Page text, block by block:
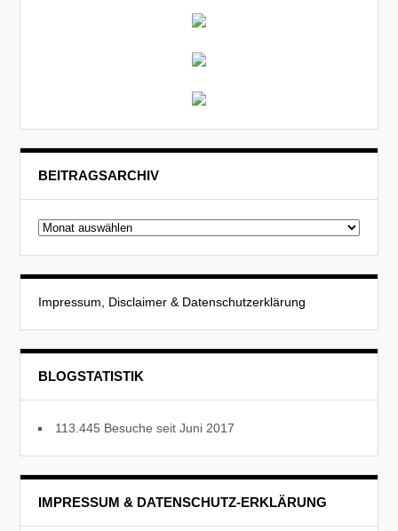
BEITRAGSARCHIV
Beitragsarchiv
Impressum, Disclaimer & Datenschutzerklärung
BLOGSTATISTIK
113.445 Besuche seit Juni 2017
IMPRESSUM & DATENSCHUTZ-ERKLÄRUNG